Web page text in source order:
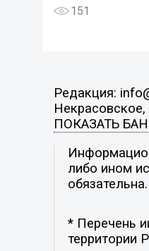
151
Редакция:
Некрасовское,
ПОКАЗАТЬ
либо ином
обязательна.
* Перечень
территории